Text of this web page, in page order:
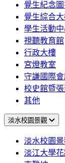
覺生紀念
覺生綜合
學生活動
視聽教育館
行政大樓
宮燈教室
守謙國際
校史館暨
其他
淡水校園景觀
淡水校園景
淡江大學